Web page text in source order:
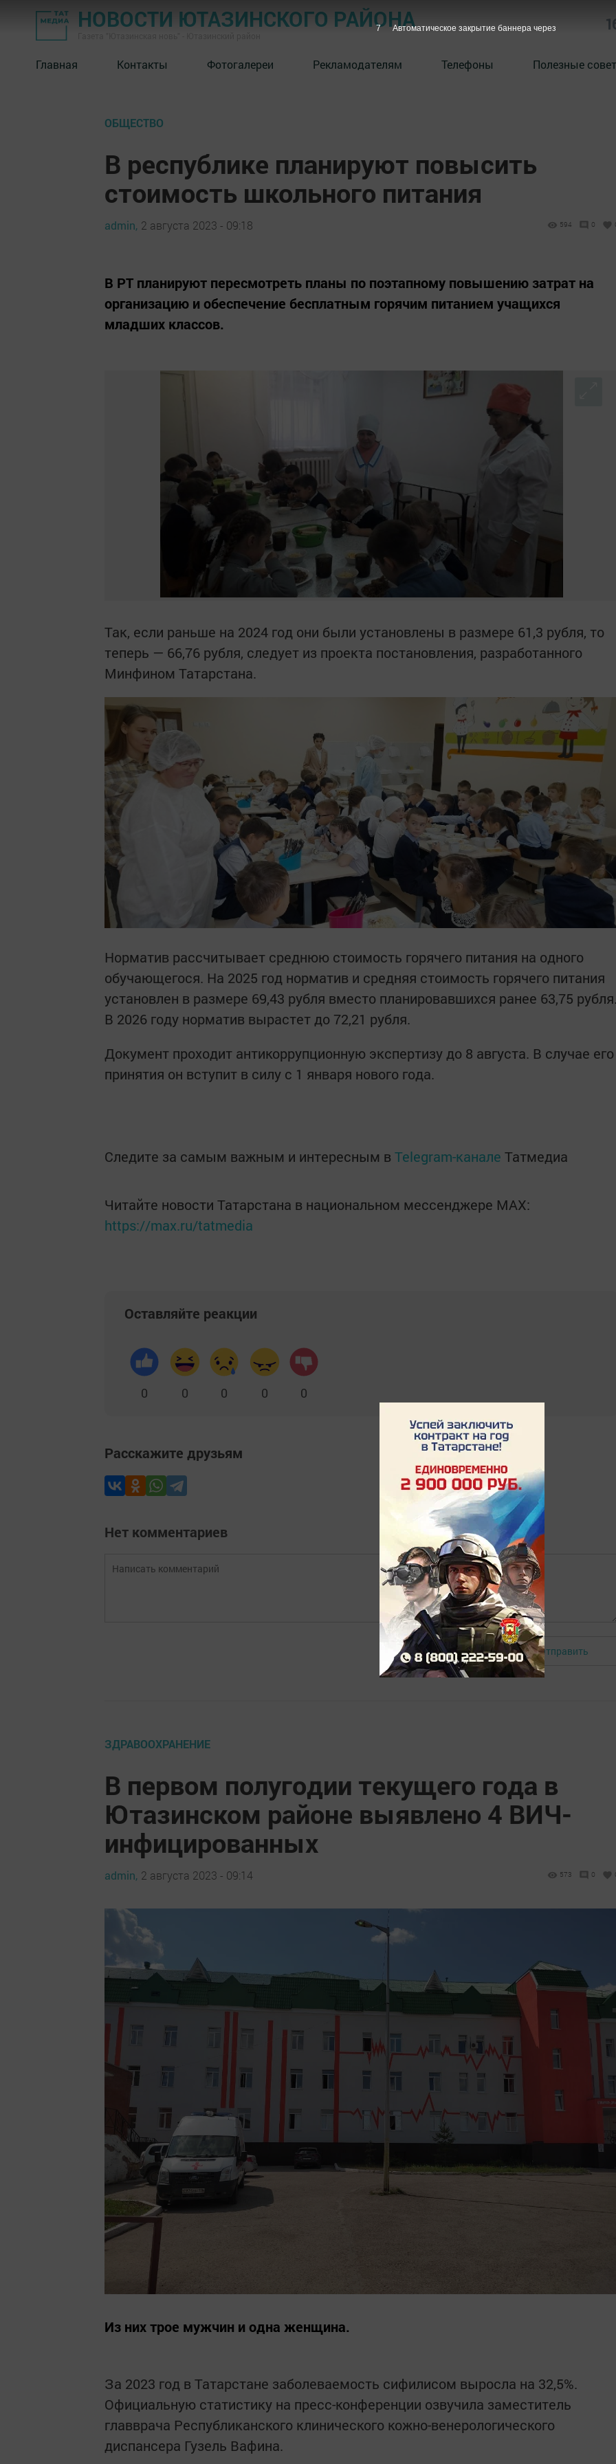
НОВОСТИ ЮТАЗИНСКОГО РАЙОНА
Главная Контакты Фотогалереи Рекламодателям Телефоны Полезные
ОБЩЕСТВО
В республике планируют повысить
стоимость школьного питания
admin, 2 августа 2023 - 09:18 594 0
В РТ планируют пересмотреть планы по поэтапному повышению затрат на
организацию и обеспечение бесплатным горячим питанием учащихся
младших классов.
Так, если раньше на 2024 год они были установлены в размере 61,3 рубля, то
теперь — 66,76 рубля, следует из проекта постановления, разработанного
Минфином Татарстана.
Норматив рассчитывает среднюю стоимость горячего питания на одного
обучающегося. На 2025 год норматив и средняя стоимость горячего питания
установлен в размере 69,43 рубля вместо планировавшихся ранее 63,75
В 2026 году норматив вырастет до 72,21 рубля.
Документ проходит антикоррупционную экспертизу до 8 августа. В случае его
принятия он вступит в силу с 1 января нового года.
Следите за самым важным и интересным в Telegram-канале Татмедиа
Читайте новости Татарстана в национальном мессенджере MАХ:
https://max.ru/tatmedia
Оставляйте реакции
0 0 0 0 0
Расскажите друзьям
Нет комментариев
Авторизоваться Отправить
ЗДРАВООХРАНЕНИЕ
В первом полугодии текущего года в
Ютазинском районе выявлено 4 ВИЧ-
инфицированных
admin, 2 августа 2023 - 09:14 573 0
Из них трое мужчин и одна женщина.
За 2023 год в Татарстане заболеваемость сифилисом выросла на 32,5%.
Официальную статистику на пресс-конференции озвучила заместитель
главврача Республиканского клинического кожно-венерологического
диспансера Гузель Вафина.
6 Автоматическое закрытие баннера через